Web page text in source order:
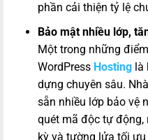
phần cải thiện tỷ lệ
Bảo mật nhiều lớp,
Một trong những
WordPress Hosting là
dựng chuyên sâu.
sẵn nhiều lớp bảo vệ
quét mã độc tự động,
kỳ và tường lửa tối ưu